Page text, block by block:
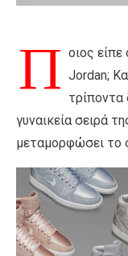
Π οιος είπε
Jordan;
τρίποντα
γυναικεία σειρά
μεταμορφώσει το